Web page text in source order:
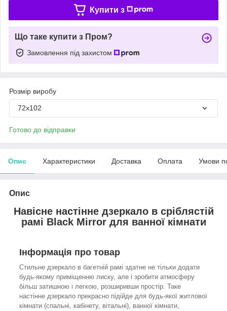
Купити з
Що таке купити з Пром?
Замовлення під захистом
Розмір виробу
72х102
Готово до відправки
Опис Характеристики Доставка Оплата Умови
Опис
Навісне настінне дзеркало в сріблястій
рамі Black Mirror для ванної кімнати
Інформація про товар
Стильне дзеркало в багетній рамі здатне не тільки додати
будь-якому приміщенню лиску, але і зробити атмосферу
більш затишною і легкою, розширивши простір. Таке
настінне дзеркало прекрасно підійде для будь-якої житлової
кімнати (спальні, кабінету, вітальні), ванної кімнати,